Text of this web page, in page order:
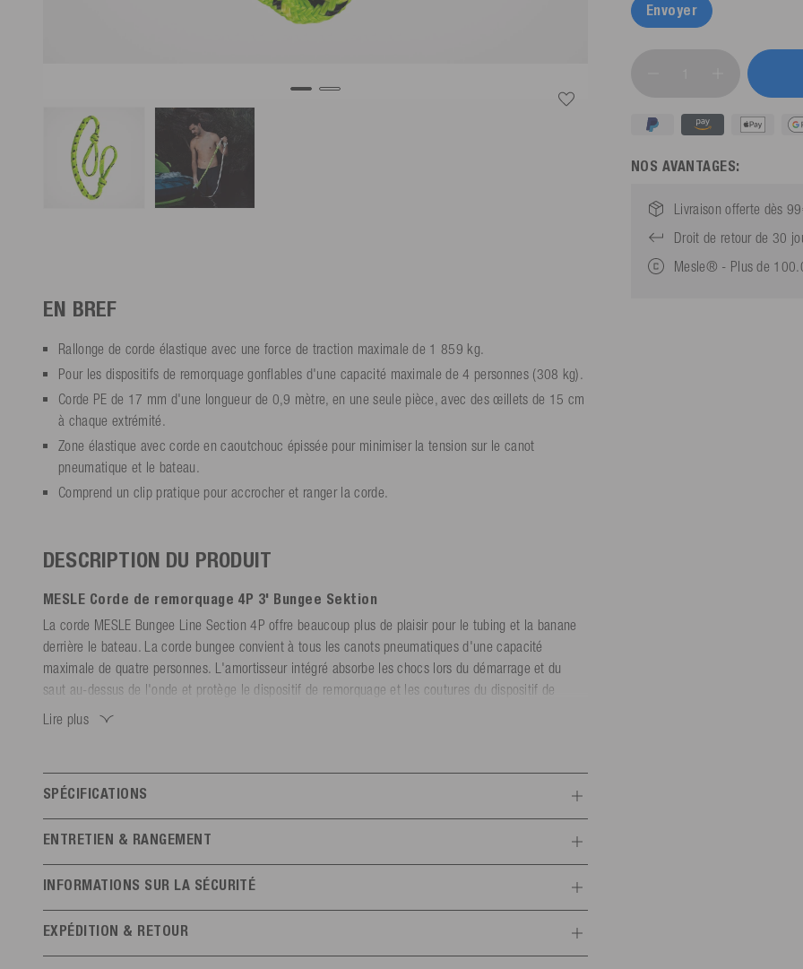
Envoyer
NOS AVANTAGES:
Livraison offerte dès
Droit de retour de 30
Mesle® - Plus de
EN BREF
Rallonge de corde élastique avec une force de traction maximale de 1 859 kg.
Pour les dispositifs de remorquage gonflables d'une capacité maximale de 4 personnes (308 kg).
Corde PE de 17 mm d'une longueur de 0,9 mètre, en une seule pièce, avec des œillets de 15 cm
à chaque extrémité.
Zone élastique avec corde en caoutchouc épissée pour minimiser la tension sur le canot
pneumatique et le bateau.
Comprend un clip pratique pour accrocher et ranger la corde.
DESCRIPTION DU PRODUIT
MESLE Corde de remorquage 4P 3' Bungee Sektion
La corde MESLE Bungee Line Section 4P offre beaucoup plus de plaisir pour le tubing et la banane
derrière le bateau. La corde bungee convient à tous les canots pneumatiques d'une capacité
maximale de quatre personnes. L'amortisseur intégré absorbe les chocs lors du démarrage et du
saut au-dessus de l'onde et protège le dispositif de remorquage et les coutures du dispositif de
remorquage. Une fois la corde tendue, elle se rétracte pour accélérer et maximiser l'action de
remorquage. Un clip de corde avec boucle de suspension est inclus pour sécher et ranger la corde
Lire plus
SPÉCIFICATIONS
Niveau de compétence Experts Tous les niveaux
Type de corde
ENTRETIEN & RANGEMENT
Ne pas exposer à des températures élevées (> 60 °C). Stocker à l'abri des UV et au sec.
INFORMATIONS SUR LA SÉCURITÉ
Manuel d'utilisation
EXPÉDITION & RETOUR